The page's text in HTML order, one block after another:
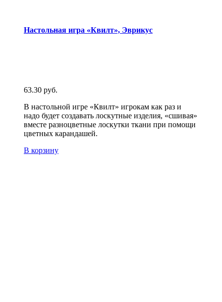
Настольная игра «Квилт», Эврикус
63.30 руб.
В настольной игре «Квилт» игрокам как раз и
надо будет создавать лоскутные изделия, «сшивая»
вместе разноцветные лоскутки ткани при помощи
цветных карандашей.
В корзину